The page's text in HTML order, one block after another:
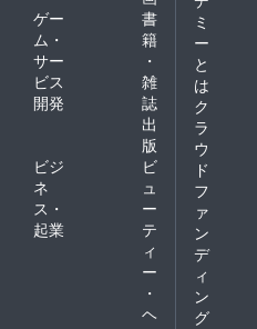
ゲー
ム・
サー
ビス
開発
書
籍
・
雑
誌
出
版
ビジ
ネ
ス・
起業
ビ
ュ
ー
テ
ィ
ー
・
ヘ
ミ
ー
と
は
ク
ラ
ウ
ド
フ
ァ
ン
デ
ィ
ン
グ